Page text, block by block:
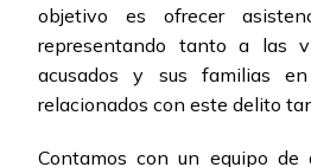
objetivo es ofrecer
representando tanto a las
acusados y sus familias en
relacionados con este delito
Contamos con un equipo de